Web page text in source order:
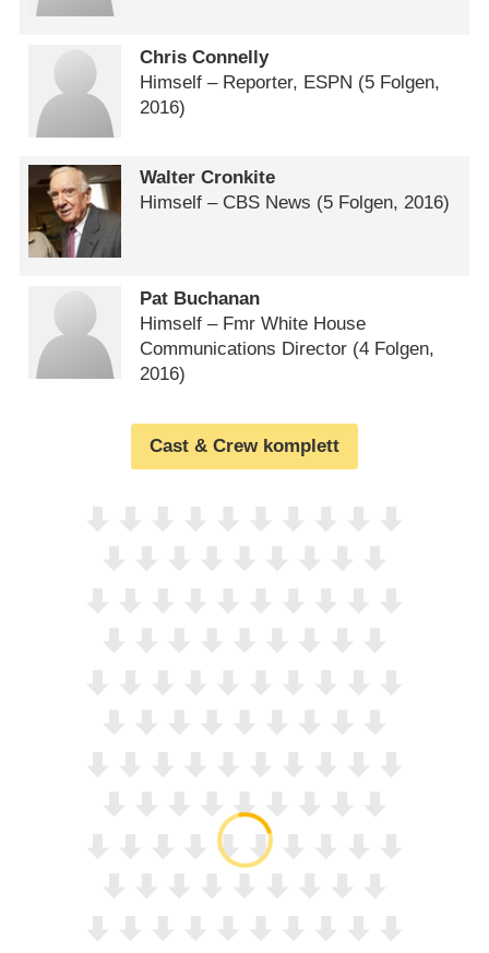
Chris Connelly
Himself – Reporter, ESPN (5 Folgen,
2016)
Walter Cronkite
Himself – CBS News (5 Folgen, 2016)
Pat Buchanan
Himself – Fmr White House
Communications Director (4 Folgen,
2016)
Cast & Crew komplett